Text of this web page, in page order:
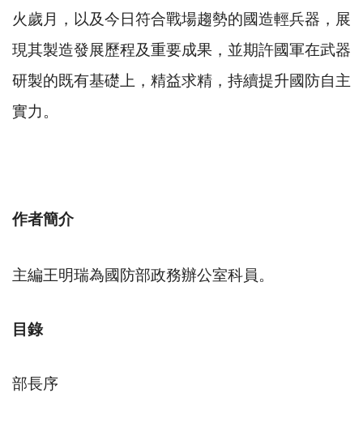
火歲月，以及今日符合戰場趨勢的國造輕兵器，展
現其製造發展歷程及重要成果，並期許國軍在武器
研製的既有基礎上，精益求精，持續提升國防自主
實力。
作者簡介
主編王明瑞為國防部政務辦公室科員。
目錄
部長序